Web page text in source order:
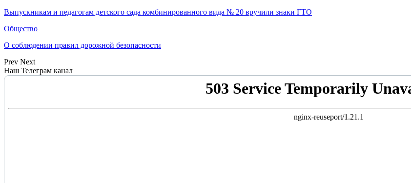
Выпускникам и педагогам детского сада комбинированного вида № 20 вручили знаки ГТО
Общество
О соблюдении правил дорожной безопасности
Prev Next
Наш Телеграм канал